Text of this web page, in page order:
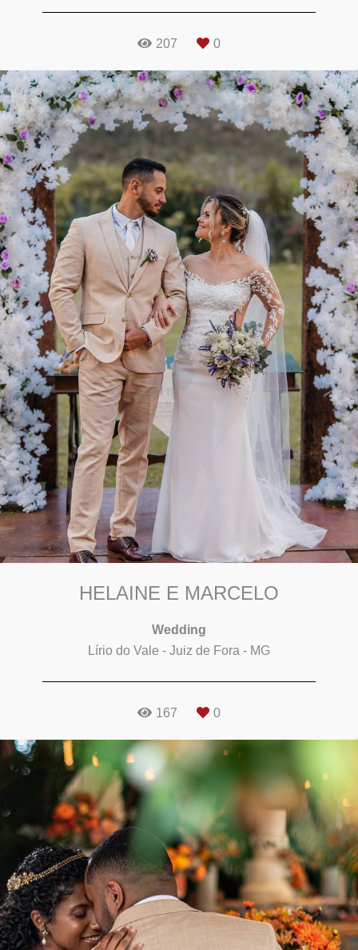
207 0
HELAINE E MARCELO
Wedding
Lírio do Vale - Juiz de Fora - MG
167 0